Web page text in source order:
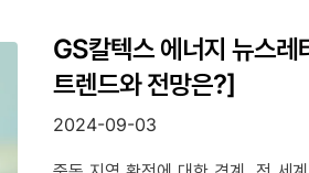
GS칼텍스 에너지 뉴스
트렌드와 전망은?]
2024-09-03